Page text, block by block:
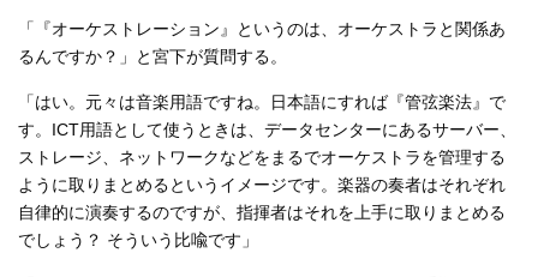
「『オーケストレーション』というのは、オーケストラと関係あ
るんですか？」と宮下が質問する。
「はい。元々は音楽用語ですね。日本語にすれば『管弦楽法』で
す。ICT用語として使うときは、データセンターにあるサーバー、
ストレージ、ネットワークなどをまるでオーケストラを管理する
ように取りまとめるというイメージです。楽器の奏者はそれぞれ
自律的に演奏するのですが、指揮者はそれを上手に取りまとめる
でしょう？ そういう比喩です」